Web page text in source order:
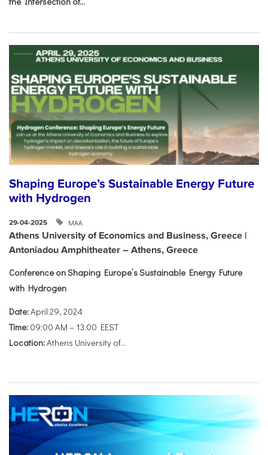
Shaping Europe’s Sustainable Energy Future
with Hydrogen
29-04-2025 ΜΑΑ
Athens University of Economics and Business, Greece |
Antoniadou Amphitheater – Athens, Greece
Conference on Shaping Europe’s Sustainable Energy Future
with Hydrogen
Date:April 29, 2024
Time: 09:00 AM – 13:00 EEST
Location:Athens University of...